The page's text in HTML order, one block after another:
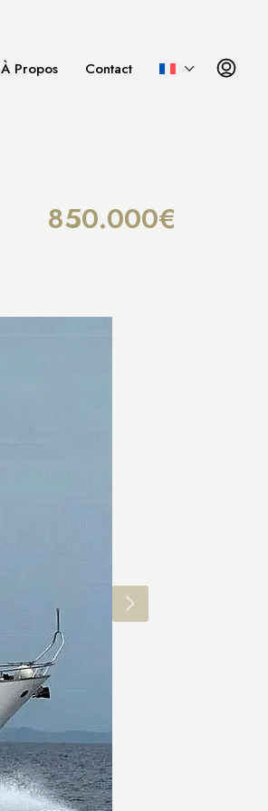
À Propos Contact
850.000€